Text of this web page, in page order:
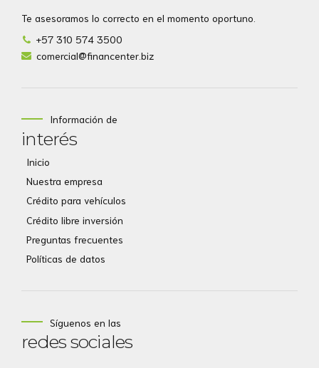
Te asesoramos lo correcto en el momento oportuno.
+57 310 574 3500
comercial@financenter.biz
Información de
interés
Inicio
Nuestra empresa
Crédito para vehículos
Crédito libre inversión
Preguntas frecuentes
Políticas de datos
Síguenos en las
redes sociales